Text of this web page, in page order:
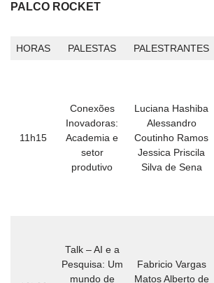
PALCO ROCKET
HORAS PALESTAS PALESTRANTES
11h15
Conexões
Inovadoras:
Academia e
setor
produtivo
Luciana Hashiba
Alessandro
Coutinho Ramos
Jessica Priscila
Silva de Sena
Talk – AI e a
Pesquisa: Um
mundo de
Fabricio Vargas
Matos Alberto de